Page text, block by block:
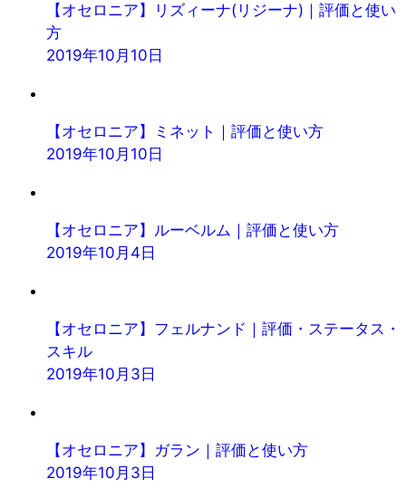
【オセロニア】リズィーナ(リジーナ)｜評価と使い
方
2019年10月10日
【オセロニア】ミネット｜評価と使い方
2019年10月10日
【オセロニア】ルーベルム｜評価と使い方
2019年10月4日
【オセロニア】フェルナンド｜評価・ステータス・
スキル
2019年10月3日
【オセロニア】ガラン｜評価と使い方
2019年10月3日